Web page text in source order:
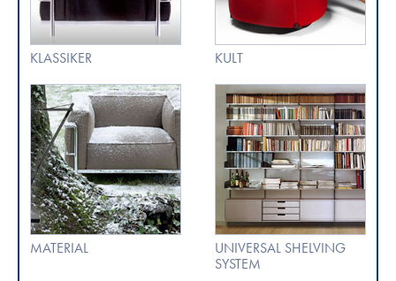
KLASSIKER KULT
MATERIAL
UNIVERSAL SHELVING
SYSTEM